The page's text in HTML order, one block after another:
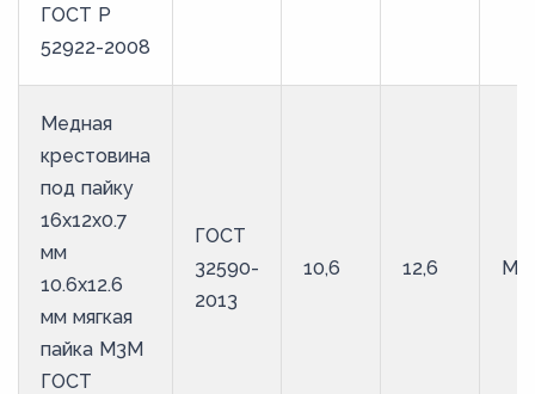
ГОСТ Р
52922-2008
Медная
крестовина
под пайку
16х12х0.7
мм
10.6х12.6
мм мягкая
пайка М3М
ГОСТ
ГОСТ
32590-
2013
10,6 12,6